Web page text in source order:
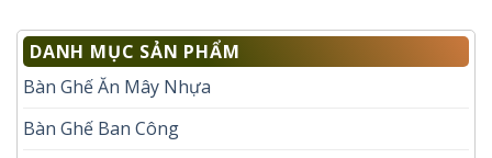
DANH MỤC SẢN PHẨM
Bàn Ghế Ăn Mây Nhựa
Bàn Ghế Ban Công